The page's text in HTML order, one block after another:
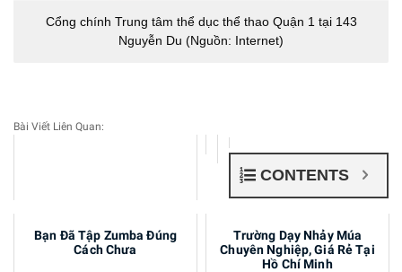
Cổng chính Trung tâm thể dục thể thao Quận 1 tại 143
Nguyễn Du (Nguồn: Internet)
Bài Viết Liên Quan:
CONTENTS
Tiếng Nhất ( Phần 1)
Bạn Đã Tập Zumba Đúng
Cách Chưa
Trường Dạy Nhảy Múa
Chuyên Nghiệp, Giá Rẻ Tại
Hồ Chí Minh